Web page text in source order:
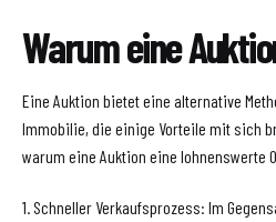
Warum eine
Eine Auktion bietet eine alternative
Immobilie, die einige Vorteile mit sich
warum eine Auktion eine lohnenswerte
1. Schneller Verkaufsprozess: Im